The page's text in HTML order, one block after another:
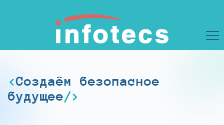
Создаём безопасное
будущее